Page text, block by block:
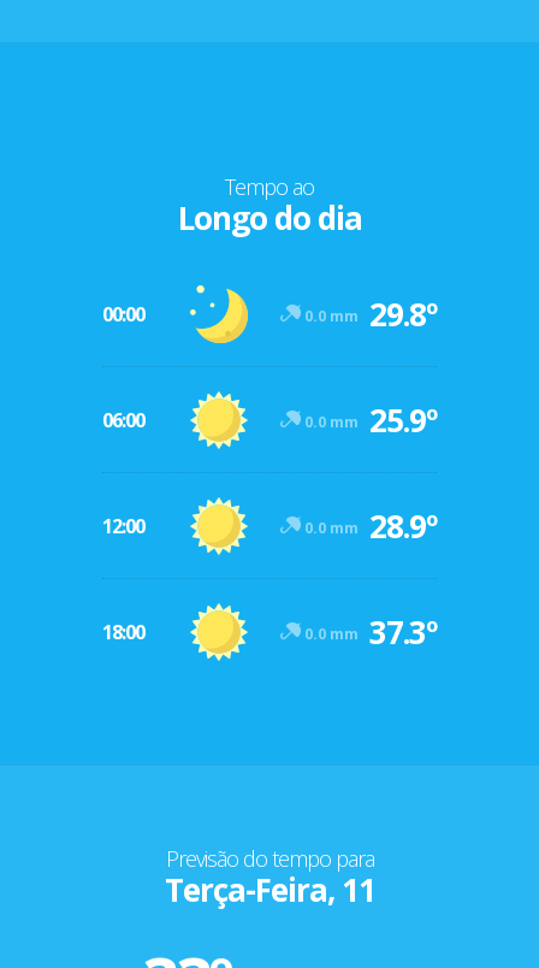
Tempo ao
Longo do dia
00:00 0.0 mm 29.8º
06:00 0.0 mm 25.9º
12:00 0.0 mm 28.9º
18:00 0.0 mm 37.3º
Previsão do tempo para
Terça-Feira, 11